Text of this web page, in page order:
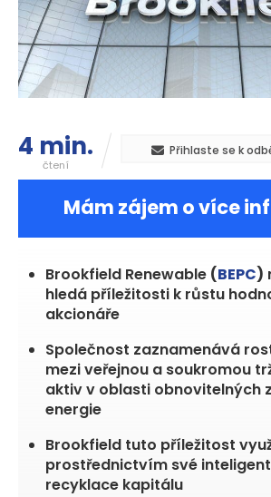
4 min.
čtení
Přihlaste se k
Mám zájem o více
Brookfield Renewable (BEPC)
hledá příležitosti k růstu
akcionáře
Společnost zaznamenává
mezi veřejnou a soukromou
aktiv v oblasti obnovitelných
energie
Brookfield tuto příležitost
prostřednictvím své
recyklace kapitálu